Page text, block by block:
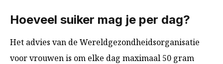
Hoeveel suiker mag je per dag?
Het advies van de Wereldgezondheidsorganisatie
voor vrouwen is om elke dag maximaal 50 gram